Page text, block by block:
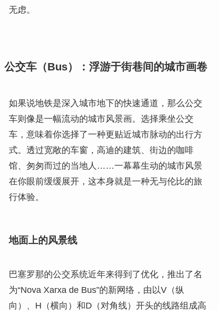
无虑。
公交车（Bus）：浮游于街巷间的城市画卷
如果说地铁是深入城市地下的快速通道，那么公交
车则像是一幅流动的城市风景画。选择乘坐公交
车，意味着你选择了一种更贴近城市脉动的出行方
式。透过宽敞的车窗，高迪的建筑、街边的咖啡
馆、匆匆而过的当地人……一幕幕生动的城市风景
在你眼前缓缓展开，这本身就是一种无与伦比的旅
行体验。
地面上的风景线
巴塞罗那的公交系统近年来得到了优化，推出了名
为“Nova Xarxa de Bus”的新网络，由以V（纵
向）、H（横向）和D（对角线）开头的线路组成高